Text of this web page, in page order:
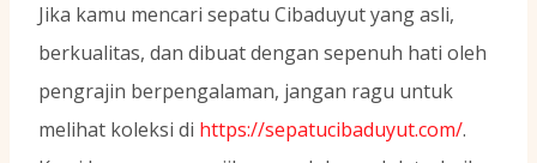
Jika kamu mencari sepatu Cibaduyut yang asli,
berkualitas, dan dibuat dengan sepenuh hati oleh
pengrajin berpengalaman, jangan ragu untuk
melihat koleksi di https://sepatucibaduyut.com/.